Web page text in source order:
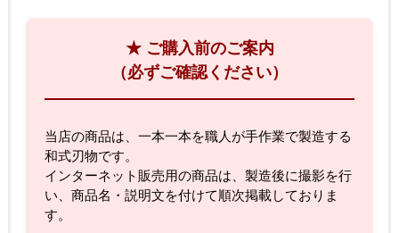
★ ご購入前のご案内
（必ずご確認ください）
当店の商品は、一本一本を職人が手作業で製造する
和式刃物です。
インターネット販売用の商品は、製造後に撮影を行
い、商品名・説明文を付けて順次掲載しておりま
す。